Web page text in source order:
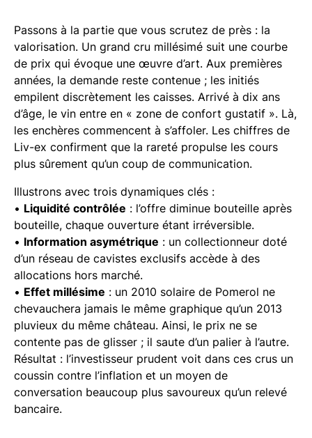
Passons à la partie que vous scrutez de près : la
valorisation. Un grand cru millésimé suit une courbe
de prix qui évoque une œuvre d’art. Aux premières
années, la demande reste contenue ; les initiés
empilent discrètement les caisses. Arrivé à dix ans
d’âge, le vin entre en « zone de confort gustatif ». Là,
les enchères commencent à s’affoler. Les chiffres de
Liv-ex confirment que la rareté propulse les cours
plus sûrement qu’un coup de communication.
Illustrons avec trois dynamiques clés :
• Liquidité contrôlée : l’offre diminue bouteille après
bouteille, chaque ouverture étant irréversible.
• Information asymétrique : un collectionneur doté
d’un réseau de cavistes exclusifs accède à des
allocations hors marché.
• Effet millésime : un 2010 solaire de Pomerol ne
chevauchera jamais le même graphique qu’un 2013
pluvieux du même château. Ainsi, le prix ne se
contente pas de glisser ; il saute d’un palier à l’autre.
Résultat : l’investisseur prudent voit dans ces crus un
coussin contre l’inflation et un moyen de
conversation beaucoup plus savoureux qu’un relevé
bancaire.